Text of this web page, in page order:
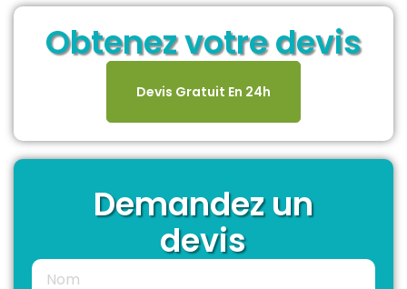
Obtenez votre devis
Devis Gratuit En 24h
Demandez un
devis